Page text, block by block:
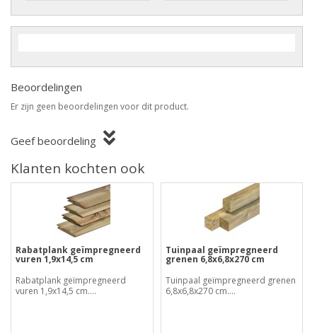
Beoordelingen
Er zijn geen beoordelingen voor dit product.
Geef beoordeling
Klanten kochten ook
Rabatplank geïmpregneerd
vuren 1,9x14,5 cm
Rabatplank geïmpregneerd
vuren 1,9x14,5 cm....
Tuinpaal geïmpregneerd
grenen 6,8x6,8x270 cm
Tuinpaal geïmpregneerd grenen
6,8x6,8x270 cm....